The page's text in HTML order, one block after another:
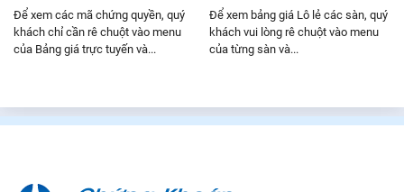
Để xem các mã chứng quyền, quý
khách chỉ cần rê chuột vào menu
của Bảng giá trực tuyến và...
Để xem bảng giá Lô lẻ các sàn, quý
khách vui lòng rê chuột vào menu
của từng sàn và...